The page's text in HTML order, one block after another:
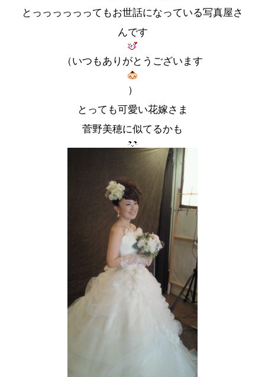
とっっっっっってもお世話になっている写真屋さ
んです
（いつもありがとうございます
）
とっても可愛い花嫁さま
菅野美穂に似てるかも